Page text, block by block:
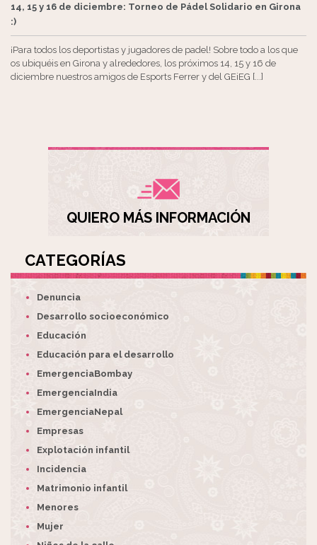
14, 15 y 16 de diciembre: Torneo de Pádel Solidario en Girona
:)
¡Para todos los deportistas y jugadores de padel! Sobre todo a los que
os ubiquéis en Girona y alrededores, los próximos 14, 15 y 16 de
diciembre nuestros amigos de Esports Ferrer y del GEiEG [...]
QUIERO MÁS INFORMACIÓN
CATEGORÍAS
Denuncia
Desarrollo socioeconómico
Educación
Educación para el desarrollo
EmergenciaBombay
EmergenciaIndia
EmergenciaNepal
Empresas
Explotación infantil
Incidencia
Matrimonio infantil
Menores
Mujer